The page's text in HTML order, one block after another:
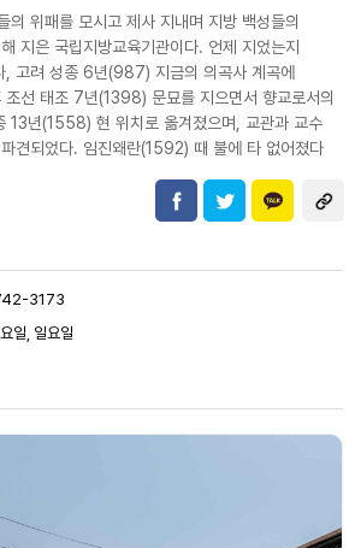
의 위패를 모시고 제사 지내며 지방 백성들의
지은 국립지방교육기관이다. 언제 지었는지
, 고려 성종 6년(987) 지금의 의곡사 계곡에
조선 태조 7년(1398) 문묘를 지으면서 향교로서의
13년(1558) 현 위치로 옮겨졌으며, 교관과 교수
견되었다. 임진왜란(1592) 때 불에 타 없어졌다
3173
일, 일요일